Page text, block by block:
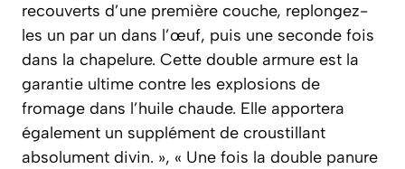
recouverts d’une première couche, replongez-
les un par un dans l’œuf, puis une seconde fois
dans la chapelure. Cette double armure est la
garantie ultime contre les explosions de
fromage dans l’huile chaude. Elle apportera
également un supplément de croustillant
absolument divin. », « Une fois la double panure